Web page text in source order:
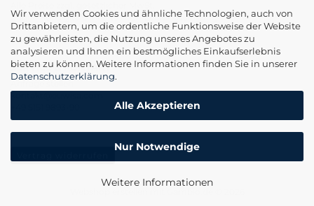
Wir verwenden Cookies und ähnliche Technologien, auch von
Drittanbietern, um die ordentliche Funktionsweise der Website
zu gewährleisten, die Nutzung unseres Angebotes zu
analysieren und Ihnen ein bestmögliches Einkaufserlebnis
bieten zu können. Weitere Informationen finden Sie in unserer
Datenschutzerklärung.
Alle Akzeptieren
Nur Notwendige
Weitere Informationen
Zugriff auf digitale Inhalte nach Zahlungseingang
SERVICE & KONTAKT
kontakt@euwisa.com